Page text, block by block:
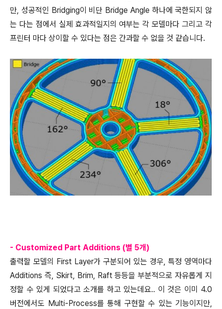
만, 성공적인 Bridging이 비단 Bridge Angle 하나에 국한되지 않
는 다는 점에서 실제 효과적일지의 여부는 각 모델마다 그리고 각
프린터 마다 상이할 수 있다는 점은 간과할 수 없을 것 같습니다.
- Customized Part Additions (별 5개)
출력할 모델의 First Layer가 구분되어 있는 경우, 특정 영역마다
Additions 즉, Skirt, Brim, Raft 등등을 부분적으로 자유롭게 지
정할 수 있게 되었다고 소개를 하고 있는데요.. 이 것은 이미 4.0
버전에서도 Multi-Process를 통해 구현할 수 있는 기능이지만,